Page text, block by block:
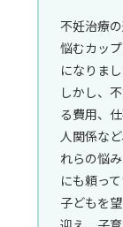
不妊治療
悩むカッ
になりまし
しかし、
る費用、
人関係な
れらの悩
にも頼っ
子どもを